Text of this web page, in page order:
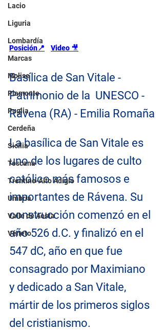
Lacio
Liguria
Lombardía
Marcas
Molise
Piamonte
Puglia
Cerdeña
Sicilia
Toscana
Trentino-Alto Adigio
Umbría
Valle de Aosta
Véneto
Posición📍 Video 🎥
Basílica de San Vitale -
Patrimonio de la  UNESCO -
Rávena (RA) - Emilia Romaña
La basílica de San Vitale es
uno de los lugares de culto
católico más famosos e
importantes de Rávena. Su
construcción comenzó en el
año 526 d.C. y finalizó en el
547 dC, año en que fue
consagrado por Maximiano
y dedicado a San Vitale,
mártir de los primeros siglos
del cristianismo.